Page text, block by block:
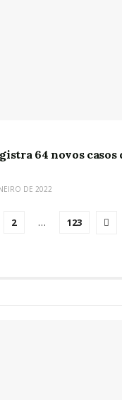
64 novos casos
DE 2022
2 … 123